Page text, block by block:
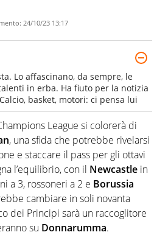
24/10/23 13:17
Lo affascinano, da sempre, le
in erba. Ha fiuto per la notizia
basket, motori: ci pensa lui
League si colorerà di
, una sfida che potrebbe rivelarsi
e staccare il pass per gli ottavi
l’equilibrio, con il Newcastle in
a 3, rossoneri a 2 e Borussia
cambiare in soli novanta
dei Principi sarà un raccoglitore
su Donnarumma.